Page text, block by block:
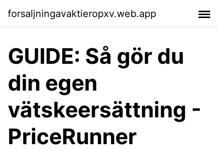
forsaljningavaktieropxv.web.app
GUIDE: Så gör du
din egen
vätskeersättning -
PriceRunner